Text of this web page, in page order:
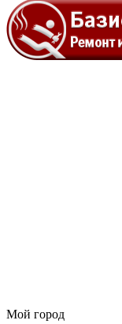
Мой город